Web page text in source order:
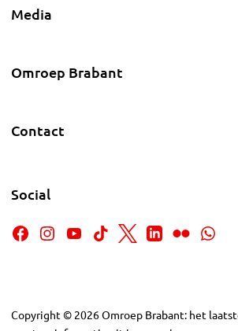
Media
Omroep Brabant
Contact
Social
Copyright © 2026Omroep Brabant: het